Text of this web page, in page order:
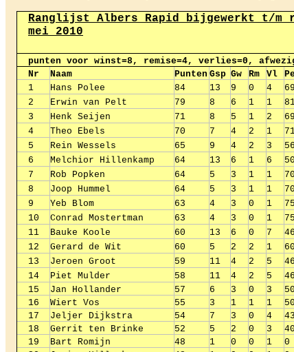
Ranglijst Albers Rapid bijgewerkt t/m
mei 2010
punten voor winst=8, remise=4, verlies=0,
Nr
Naam Punten Gsp Gw Rm Vl
1
Hans Polee 84 13 9 0 4 69
2
Erwin van Pelt 79 8 6 1 1
3
Henk Seijen 71 8 5 1 2 69
4
Theo Ebels 70 7 4 2 1
5
Rein Wessels 65 9 4 2 3 56
6
Melchior Hillenkamp 64 13 6 1 6 50
7
Rob Popken 64 5 3 1 1 70
8
Joop Hummel 64 5 3 1 1 70
9
Yeb Blom 63 4 3 0 1 75
10
Conrad Mostertman 63 4 3 0 1 75
11
Bauke Koole 60 13 6 0 7 46
12
Gerard de Wit 60 5 2 2 1 60
13
Jeroen Groot 59 11 4 2 5 46
14
Piet Mulder 58 11 4 2 5 46
15
Jan Hollander 57 6 3 0 3 50
16
Wiert Vos 55 3 1 1 1 50
17
Jeljer Dijkstra 54 7 3 0 4 43
18
Gerrit ten Brinke 52 5 2 0 3 40
19
Bart Romijn 48 1 0 0 1 0